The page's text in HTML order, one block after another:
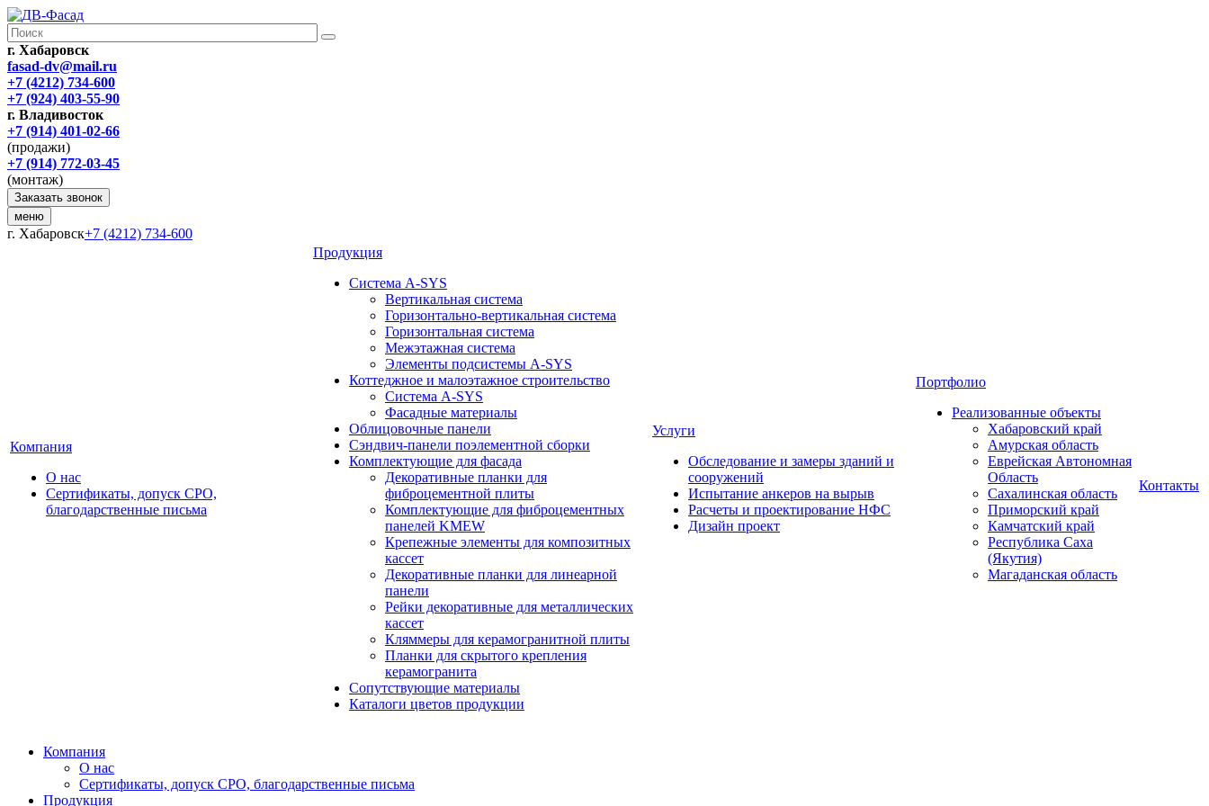
г. Хабаровск
fasad-dv@mail.ru
+7 (4212) 734-600
+7 (924) 403-55-90
г. Владивосток
+7 (914) 401-02-66
(продажи)
+7 (914) 772-03-45
(монтаж)
Заказать звонок
меню
г. Хабаровск+7 (4212) 734-600
Компания
О нас
Сертификаты, допуск СРО,
благодарственные письма
Продукция
Система A-SYS
Вертикальная система
Горизонтально-вертикальная система
Горизонтальная система
Межэтажная система
Элементы подсистемы A-SYS
Коттеджное и малоэтажное строительство
Система A-SYS
Фасадные материалы
Облицовочные панели
Сэндвич-панели поэлементной сборки
Комплектующие для фасада
Декоративные планки для
фиброцементной плиты
Комплектующие для фиброцементных
панелей KMEW
Крепежные элементы для композитных
кассет
Декоративные планки для линеарной
панели
Рейки декоративные для металлических
кассет
Кляммеры для керамогранитной плиты
Планки для скрытого крепления
керамогранита
Сопутствующие материалы
Каталоги цветов продукции
Услуги
Обследование и замеры зданий и
сооружений
Испытание анкеров на вырыв
Расчеты и проектирование НФС
Дизайн проект
Портфолио
Реализованные объекты
Хабаровский край
Амурская область
Еврейская Автономная
Область
Сахалинская область
Приморский край
Камчатский край
Республика Саха
(Якутия)
Магаданская область
Контакты
Компания
О нас
Сертификаты, допуск СРО, благодарственные письма
Продукция